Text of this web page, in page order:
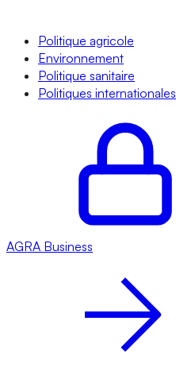
Politique agricole
Environnement
Politique sanitaire
Politiques internationales
AGRA Business